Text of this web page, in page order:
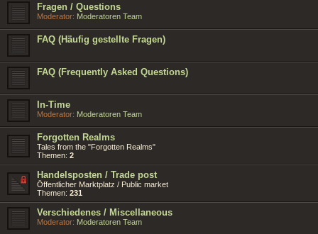
Fragen / Questions
Moderator: Moderatoren Team
FAQ (Häufig gestellte Fragen)
FAQ (Frequently Asked Questions)
In-Time
Moderator: Moderatoren Team
Forgotten Realms
Tales from the "Forgotten Realms"
Themen: 2
Handelsposten / Trade post
Öffentlicher Marktplatz / Public market
Themen: 231
Verschiedenes / Miscellaneous
Moderator: Moderatoren Team